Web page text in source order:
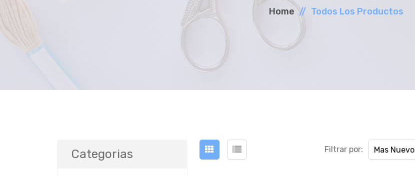
Home Todos Los Productos
Filtrar por: Mas Nuevo
Categorias